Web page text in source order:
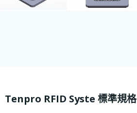
Tenpro RFID Syste 標準規格